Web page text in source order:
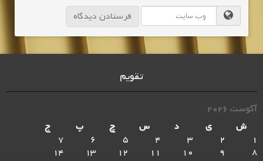
تقویم
آگوست 2026
ش
ی د س چ پ
ج
1
2
3
4
5
6
7
8
9
10
11
12
13
14